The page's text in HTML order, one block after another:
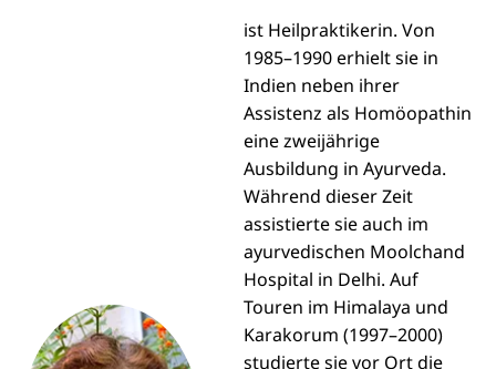
ist Heilpraktikerin. Von
1985–1990 erhielt sie in
Indien neben ihrer
Assistenz als Homöopathin
eine zweijährige
Ausbildung in Ayurveda.
Während dieser Zeit
assistierte sie auch im
ayurvedischen Moolchand
Hospital in Delhi. Auf
Touren im Himalaya und
Karakorum (1997–2000)
studierte sie vor Ort die